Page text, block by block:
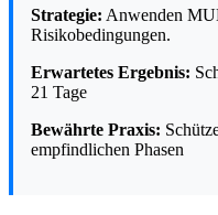
Strategie: Anwenden
Risikobedingungen.
Erwartetes Ergebnis:
21 Tage
Bewährte Praxis:
empfindlichen Phasen